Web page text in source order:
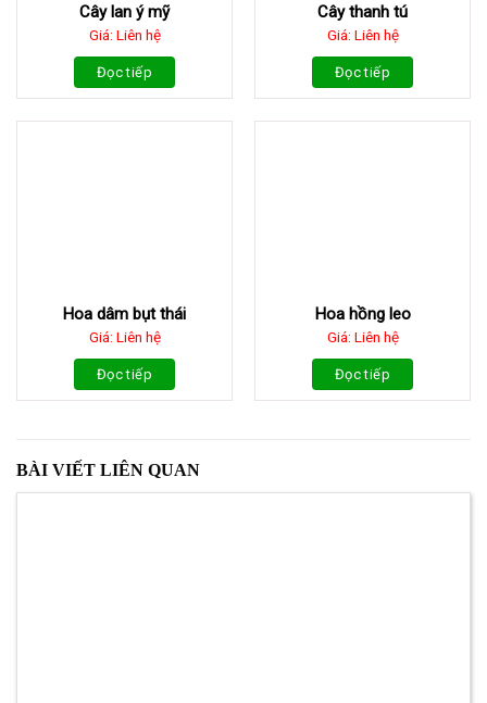
Cây lan ý mỹ
Giá: Liên hệ
Đọc tiếp
Cây thanh tú
Giá: Liên hệ
Đọc tiếp
Hoa dâm bụt thái
Giá: Liên hệ
Đọc tiếp
Hoa hồng leo
Giá: Liên hệ
Đọc tiếp
BÀI VIẾT LIÊN QUAN